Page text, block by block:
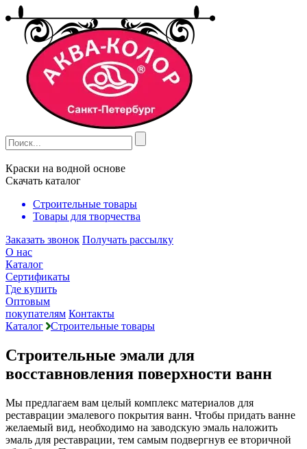
Краски на водной основе
Скачать каталог
Строительные товары
Товары для творчества
Заказать звонок Получать рассылку
О нас
Каталог
Сертификаты
Где купить
Оптовым
покупателям Контакты
Каталог
Строительные товары
Строительные эмали для
восставновления поверхности ванн
Мы предлагаем вам целый комплекс материалов для
реставрации эмалевого покрытия ванн. Чтобы придать ванне
желаемый вид, необходимо на заводскую эмаль наложить
эмаль для реставрации, тем самым подвергнув ее вторичной